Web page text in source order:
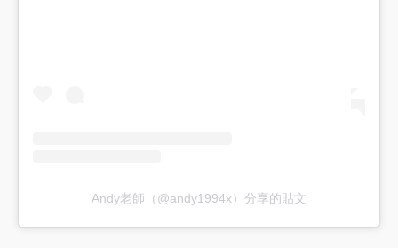
Andy老師（@andy1994x）分享的貼文